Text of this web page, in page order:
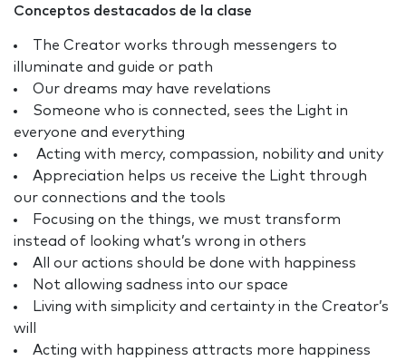
Conceptos destacados de la clase
The Creator works through messengers to
illuminate and guide or path
Our dreams may have revelations
Someone who is connected, sees the Light in
everyone and everything
Acting with mercy, compassion, nobility and unity
Appreciation helps us receive the Light through
our connections and the tools
Focusing on the things, we must transform
instead of looking what’s wrong in others
All our actions should be done with happiness
Not allowing sadness into our space
Living with simplicity and certainty in the Creator’s
will
Acting with happiness attracts more happiness